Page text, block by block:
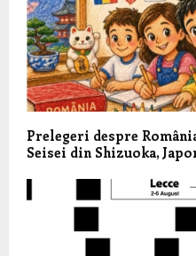
Prelegeri despre
Seisei din Shizuoka,